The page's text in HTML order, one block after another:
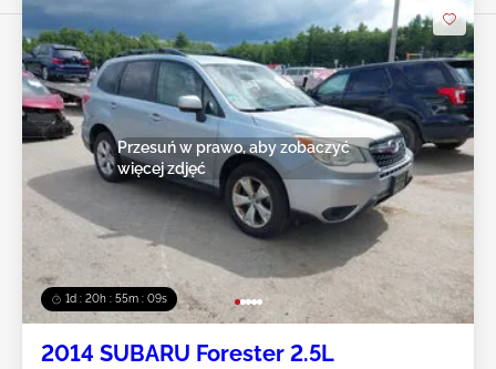
1d : 20h : 55m : 07s
Przesuń w prawo, aby zobaczyć
więcej zdjęć
2014 SUBARU Forester 2.5L